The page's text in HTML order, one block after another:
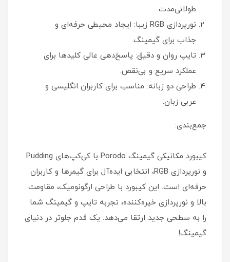
طولانی‌مدت.
نورپردازی RGB زیبا: ایجاد محیطی حرفه‌ای و
جذاب برای گیمینگ.
تایپ روان و دقیق: پاسخ‌دهی عالی کلیدها برای
عملکرد سریع و بی‌نقص.
طراحی دو زبانه: مناسب برای کاربران انگلیسی و
عربی زبان.
جمع‌بندی:
کیبورد مکانیکی گیمینگ Porodo با کی‌کپ‌های Pudding
و نورپردازی RGB، انتخابی ایده‌آل برای گیمرها و کاربران
حرفه‌ای است. این کیبورد با طراحی ارگونومیک، مقاومت
بالا و نورپردازی خیره‌کننده، تجربه تایپ و گیمینگ شما
را به سطحی جدید ارتقا می‌دهد. یک قدم جلوتر در دنیای
گیمینگ!